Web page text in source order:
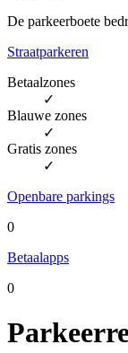
De parkeerboete
Straatparkeren
Betaalzones
✓
Blauwe zones
✓
Gratis zones
✓
Openbare parkings
0
Betaalapps
0